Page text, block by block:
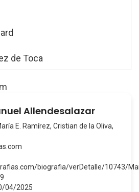
de Toca
Allendesalazar
E. Ramírez, Cristian de la Oliva,
biografia/verDetalle/10743/
04/2025